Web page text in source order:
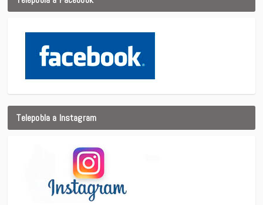
Telepobla a Instagram